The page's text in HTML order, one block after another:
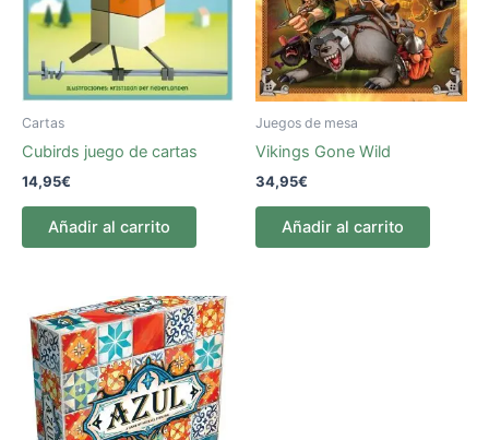
Cartas
Cubirds juego de cartas
14,95€
Añadir al carrito
Juegos de mesa
Vikings Gone Wild
34,95€
Añadir al carrito